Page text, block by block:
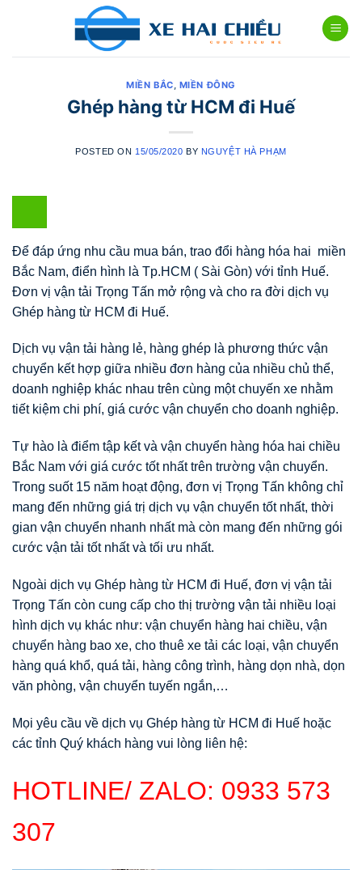
MIỀN BẮC, MIỀN ĐÔNG
Ghép hàng từ HCM đi Huế
POSTED ON 15/05/2020 BY NGUYỆT HÀ PHẠM
Để đáp ứng nhu cầu mua bán, trao đổi hàng hóa hai miền
Bắc Nam, điển hình là Tp.HCM ( Sài Gòn) với tỉnh Huế.
Đơn vị vận tải Trọng Tấn mở rộng và cho ra đời dịch vụ
Ghép hàng từ HCM đi Huế.
Dịch vụ vận tải hàng lẻ, hàng ghép là phương thức vận
chuyển kết hợp giữa nhiều đơn hàng của nhiều chủ thể,
doanh nghiệp khác nhau trên cùng một chuyến xe nhằm
tiết kiệm chi phí, giá cước vận chuyển cho doanh nghiệp.
Tự hào là điểm tập kết và vận chuyển hàng hóa hai chiều
Bắc Nam với giá cước tốt nhất trên trường vận chuyển.
Trong suốt 15 năm hoạt động, đơn vị Trọng Tấn không chỉ
mang đến những giá trị dịch vụ vận chuyển tốt nhất, thời
gian vận chuyển nhanh nhất mà còn mang đến những gói
cước vận tải tốt nhất và tối ưu nhất.
Ngoài dịch vụ Ghép hàng từ HCM đi Huế, đơn vị vận tải
Trọng Tấn còn cung cấp cho thị trường vận tải nhiều loại
hình dịch vụ khác như: vận chuyển hàng hai chiều, vận
chuyển hàng bao xe, cho thuê xe tải các loại, vận chuyển
hàng quá khổ, quá tải, hàng công trình, hàng dọn nhà, dọn
văn phòng, vận chuyển tuyến ngắn,…
Mọi yêu cầu về dịch vụ Ghép hàng từ HCM đi Huế hoặc
các tỉnh Quý khách hàng vui lòng liên hệ:
HOTLINE/ ZALO: 0933 573
307